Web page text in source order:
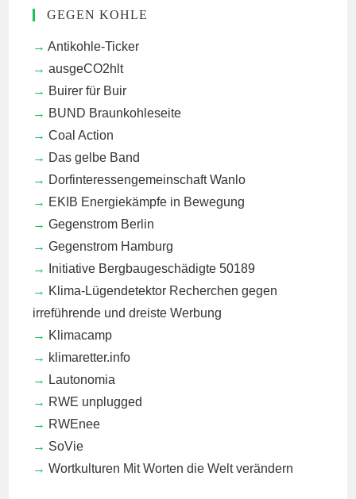
GEGEN KOHLE
Antikohle-Ticker
ausgeCO2hlt
Buirer für Buir
BUND Braunkohleseite
Coal Action
Das gelbe Band
Dorfinteressengemeinschaft Wanlo
EKIB Energiekämpfe in Bewegung
Gegenstrom Berlin
Gegenstrom Hamburg
Initiative Bergbaugeschädigte 50189
Klima-Lügendetektor Recherchen gegen
irreführende und dreiste Werbung
Klimacamp
klimaretter.info
Lautonomia
RWE unplugged
RWEnee
SoVie
Wortkulturen Mit Worten die Welt verändern